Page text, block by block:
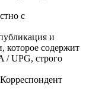
с
и
которое содержит
/ UPG, строго